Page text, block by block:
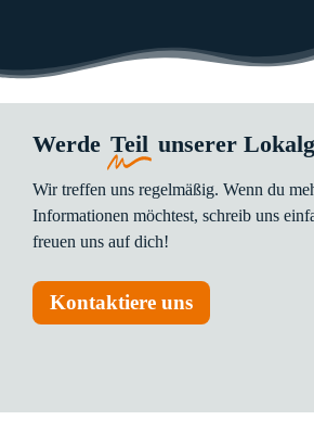
Werde Teil unserer
Wir treffen uns regelmäßig. Wenn du
Informationen möchtest, schreib uns
freuen uns auf dich!
Kontaktiere uns